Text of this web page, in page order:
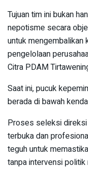
Tujuan tim ini bukan
nepotisme secara
untuk mengembalikan
pengelolaan
Citra PDAM
Saat ini, pucuk
berada di bawah
Proses seleksi direksi
terbuka dan
teguh untuk
tanpa intervensi